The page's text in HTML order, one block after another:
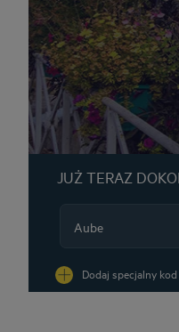
JUŻ TERAZ
Dodaj specjalny kod